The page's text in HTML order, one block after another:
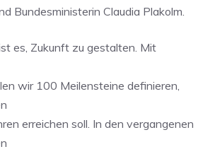
Bundesministerin Claudia Plakolm.
es, Zukunft zu gestalten. Mit
wir 100 Meilensteine definieren,
erreichen soll. In den vergangenen